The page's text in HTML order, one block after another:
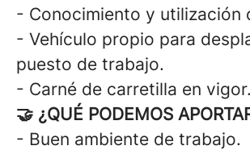
- Conocimiento y utilización
- Vehículo propio para
puesto de trabajo.
- Carné de carretilla en vigor.
🤝 ¿QUÉ PODEMOS
- Buen ambiente de trabajo.